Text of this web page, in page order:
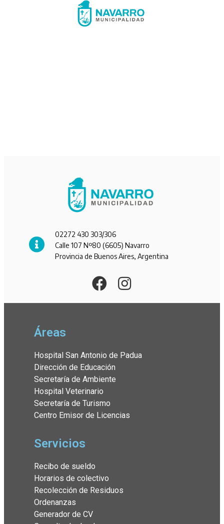
02272 430 303/306
Calle 107 Nº80 (6605) Navarro
Provincia de Buenos Aires, Argentina
Áreas
Hospital San Antonio de Padua
Dirección de Educación
Secretaría de Ambiente
Hospital Veterinario
Secretaría de Turismo
Centro Emisor de Licencias
Servicios
Recibo de sueldo
Horarios de colectivo
Recolección de Residuos
Ordenanzas
Generador de CV